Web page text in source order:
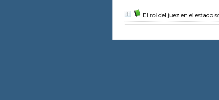
El rol del juez en el estado